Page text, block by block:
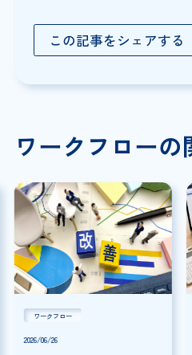
この記事をシェアする
ワークフローの
ワークフロー
2026/06/26